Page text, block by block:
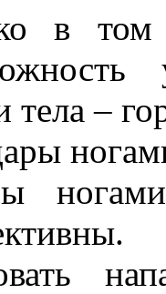
в том
тела –